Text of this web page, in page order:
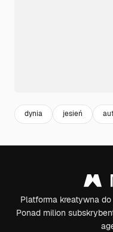
dynia jesień
Platforma kreatywna
Ponad milion